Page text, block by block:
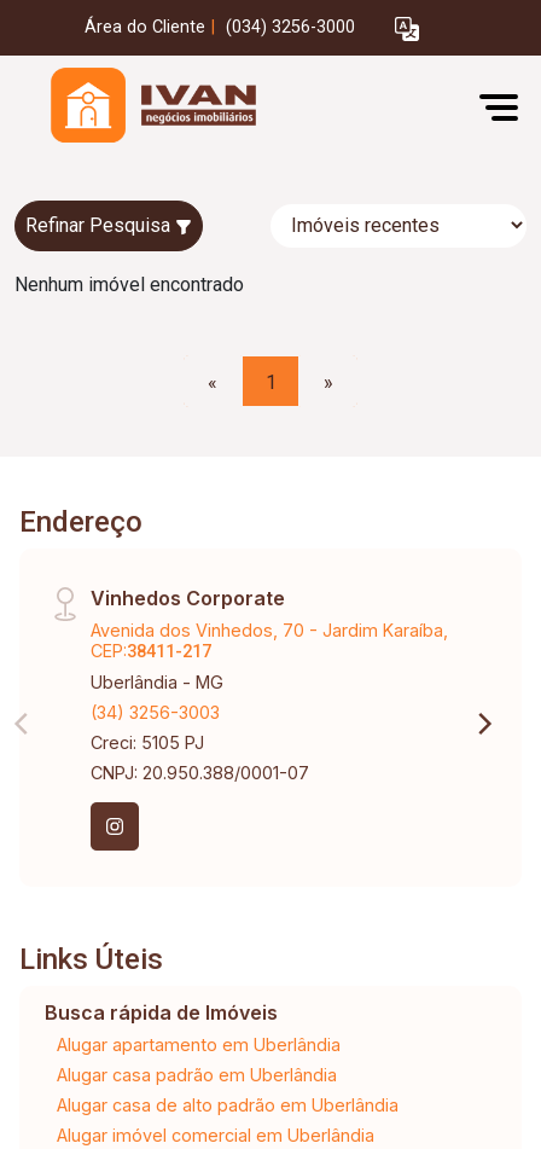
Área do Cliente (034) 3256-3000
Refinar Pesquisa
Nenhum imóvel encontrado
« 1 »
Endereço
Vinhedos Corporate
Avenida dos Vinhedos, 70 - Jardim Karaíba,
CEP:38411-217
Uberlândia - MG
(34) 3256-3003
Creci: 5105 PJ
CNPJ: 20.950.388/0001-07
Links Úteis
Busca rápida de Imóveis
Alugar apartamento em Uberlândia
Alugar casa padrão em Uberlândia
Alugar casa de alto padrão em Uberlândia
Alugar imóvel comercial em Uberlândia